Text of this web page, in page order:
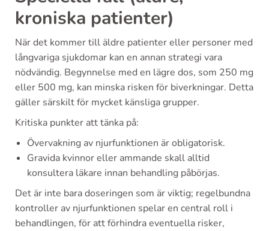
kroniska patienter)
När det kommer till äldre patienter eller personer med
långvariga sjukdomar kan en annan strategi vara
nödvändig. Begynnelse med en lägre dos, som 250 mg
eller 500 mg, kan minska risken för biverkningar. Detta
gäller särskilt för mycket känsliga grupper.
Kritiska punkter att tänka på:
Övervakning av njurfunktionen är obligatorisk.
Gravida kvinnor eller ammande skall alltid
konsultera läkare innan behandling påbörjas.
Det är inte bara doseringen som är viktig; regelbundna
kontroller av njurfunktionen spelar en central roll i
behandlingen, för att förhindra eventuella risker,